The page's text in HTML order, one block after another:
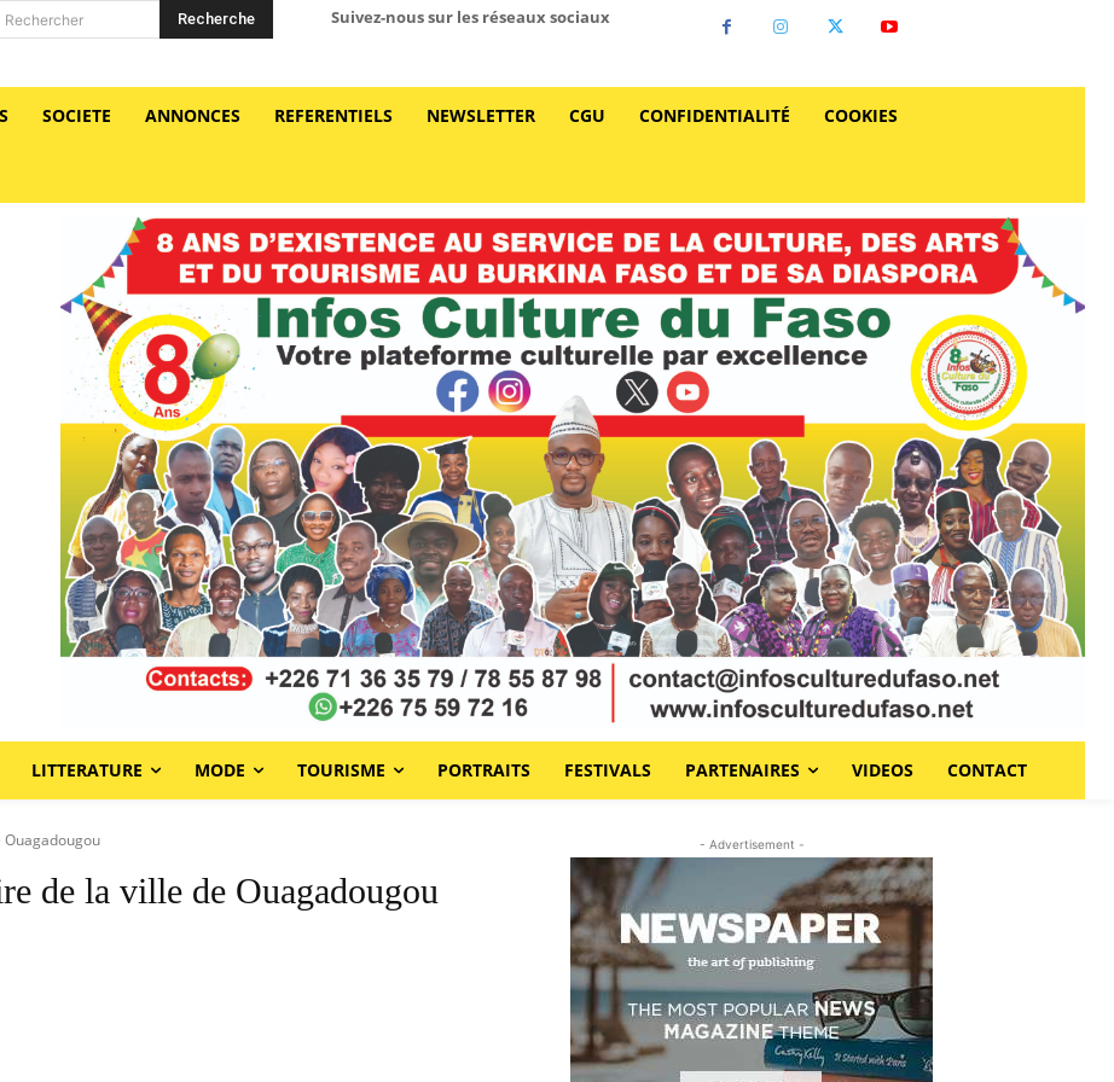
Rechercher Recherche Suivez-nous sur les réseaux sociaux
SOCIETE ANNONCES REFERENTIELS NEWSLETTER CGU CONFIDENTIALITÉ COOKIES
LITTERATURE MODE TOURISME PORTRAITS FESTIVALS PARTENAIRES VIDEOS CONTACT
de la ville de Ouagadougou
- Advertisement -